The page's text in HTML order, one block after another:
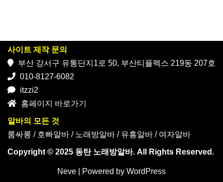
사이트 제작 문의
부산 강서구 유통단지1로 50, 부산티플렉스 219동 207호
010-8127-6082
itzzi2
홈페이지 바로가기
알바의 모든 것
룸싸롱 / 호빠알바 / 노래방알바 / 유흥알바 / 여자알바
Copyright © 2025 동탄 노래방알바. All Rights Reserved.
Neve | Powered by WordPress